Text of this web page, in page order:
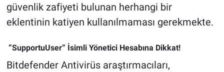
güvenlik zafiyeti bulunan herhangi bir
eklentinin katiyen kullanılmaması gerekmekte.
“SupportuUser” İsimli Yönetici Hesabına Dikkat!
Bitdefender Antivirüs araştırmacıları,